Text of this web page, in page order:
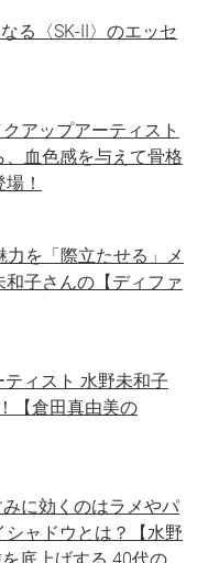
る〈SK-II〉のエッセ
アップアーティスト
血色感を与えて骨格
！
力を「際立たせる」メ
子さんの【ディファ
ィスト 水野未和子
【倉田真由美の
に効くのはラメやパ
ャドウとは？【水野